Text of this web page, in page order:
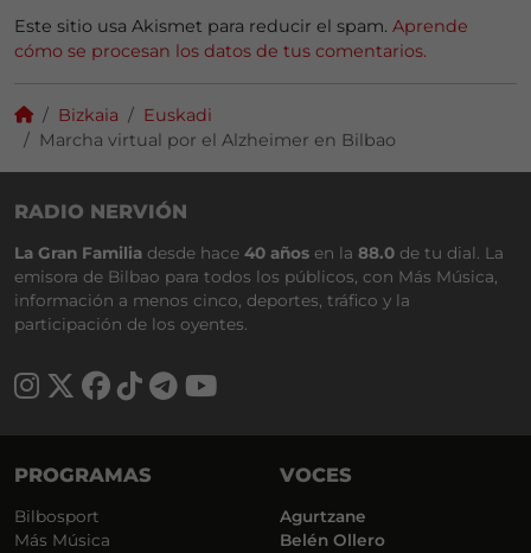
Este sitio usa Akismet para reducir el spam. Aprende
cómo se procesan los datos de tus comentarios.
Bizkaia
Euskadi
Marcha virtual por el Alzheimer en Bilbao
RADIO NERVIÓN
La Gran Familia desde hace 40 años en la 88.0 de tu dial. La
emisora de Bilbao para todos los públicos, con Más Música,
información a menos cinco, deportes, tráfico y la
participación de los oyentes.
PROGRAMAS
Bilbosport
Más Música
VOCES
Agurtzane
Belén Ollero